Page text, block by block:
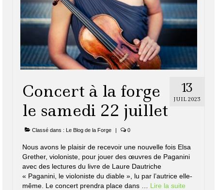
13
JUIL 2023
Concert à la forge
le samedi 22 juillet
Classé dans : Le Blog de la Forge | 0
Nous avons le plaisir de recevoir une nouvelle fois Elsa
Grether, violoniste, pour jouer des œuvres de Paganini
avec des lectures du livre de Laure Dautriche
« Paganini, le violoniste du diable », lu par l’autrice elle-
même. Le concert prendra place dans … Lire la suite­­